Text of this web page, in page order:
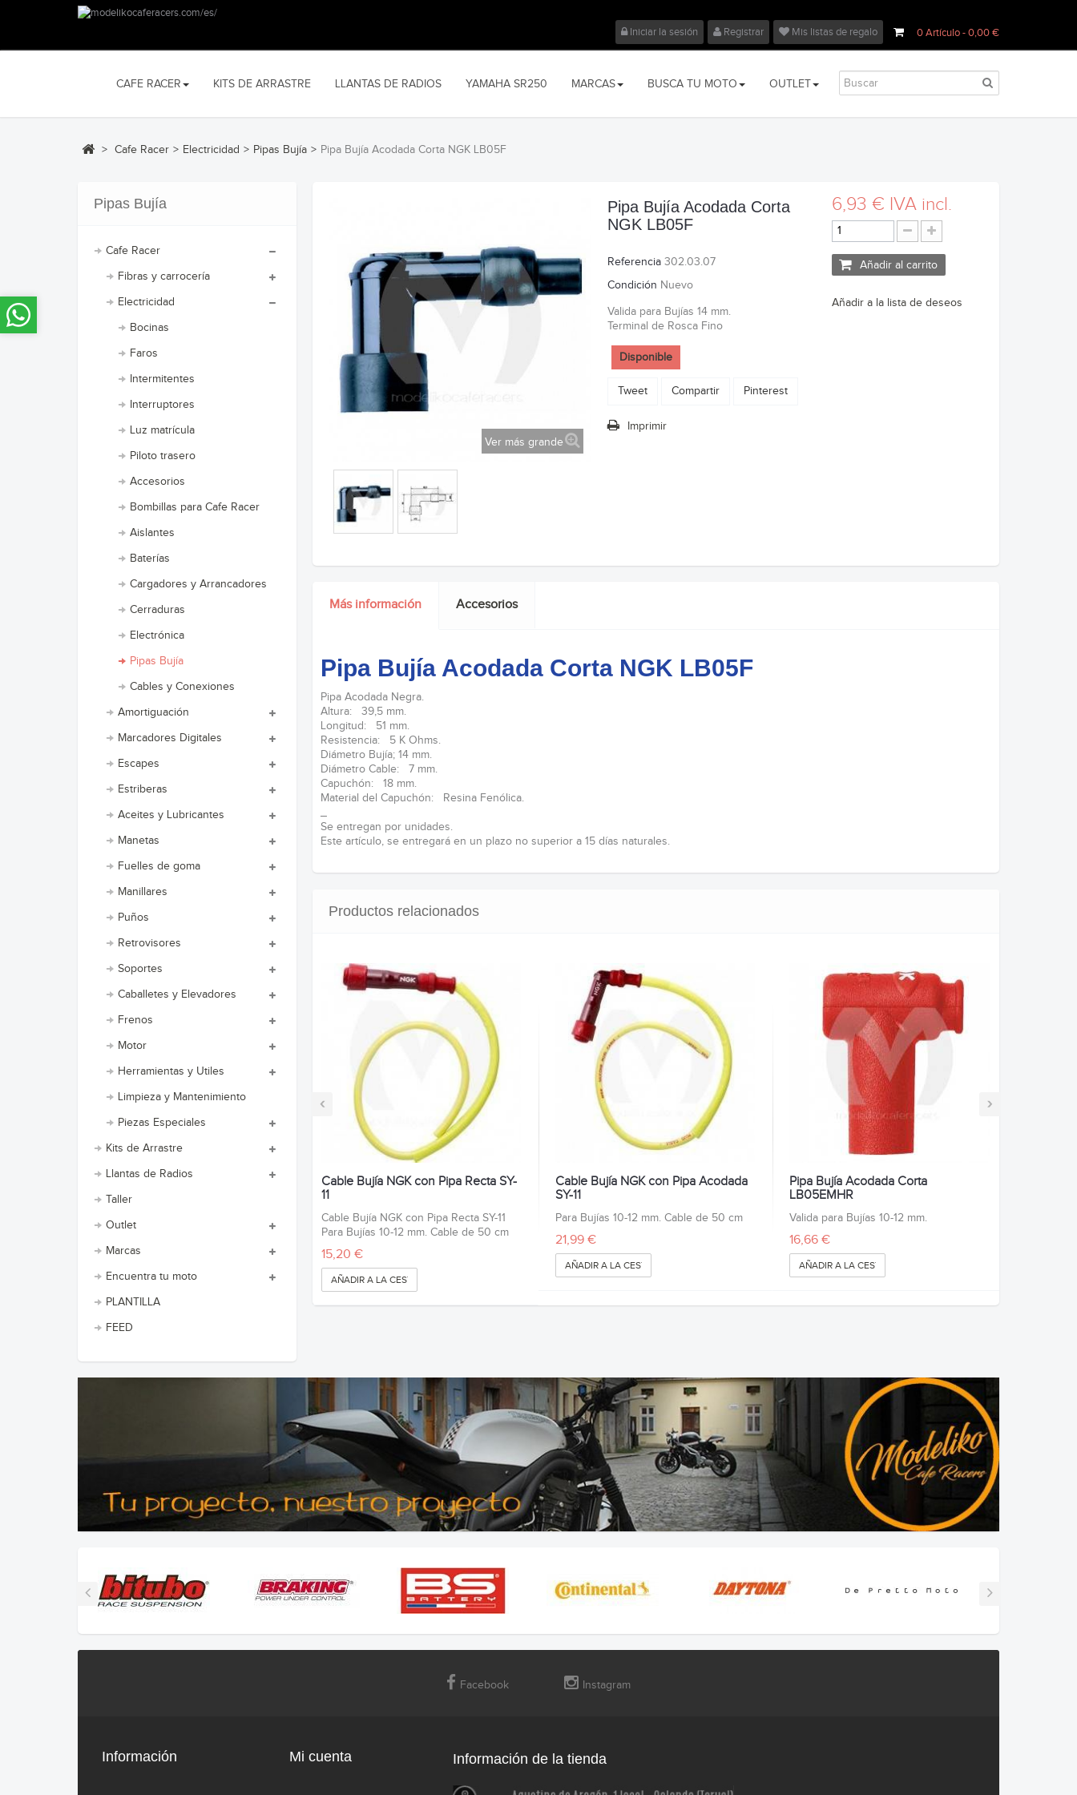
0Artículo- 0,00 €
Iniciar la sesión Registrar Mis listas de regalo
CAFE RACER KITS DE ARRASTRE LLANTAS DE RADIOS YAMAHA SR250 MARCAS BUSCA TU MOTO OUTLET
> Cafe Racer > Electricidad > Pipas Bujía > Pipa Bujía Acodada Corta NGK LB05F
Pipas Bujía
Cafe Racer
Fibras y carrocería
Electricidad
Bocinas
Faros
Intermitentes
Interruptores
Luz matrícula
Piloto trasero
Accesorios
Bombillas para Cafe Racer
Aislantes
Baterías
Cargadores y Arrancadores
Cerraduras
Electrónica
Pipas Bujía
Cables y Conexiones
Amortiguación
Marcadores Digitales
Escapes
Estriberas
Aceites y Lubricantes
Manetas
Fuelles de goma
Manillares
Puños
Retrovisores
Soportes
Caballetes y Elevadores
Frenos
Motor
Herramientas y Utiles
Limpieza y Mantenimiento
Piezas Especiales
Kits de Arrastre
Llantas de Radios
Taller
Outlet
Marcas
Encuentra tu moto
PLANTILLA
FEED
Ver más grande
Pipa Bujía Acodada Corta
NGK LB05F
Referencia 302.03.07
Condición Nuevo
Valida para Bujías 14 mm.
Terminal de Rosca Fino
Disponible
Tweet Compartir Pinterest
Imprimir
6,93 € IVA incl.
Añadir al carrito
Añadir a la lista de deseos
Más información Accesorios
Pipa Bujía Acodada Corta NGK LB05F
Pipa Acodada Negra.
Altura: 39,5 mm.
Longitud: 51 mm.
Resistencia: 5 K Ohms.
Diámetro Bujía; 14 mm.
Diámetro Cable: 7 mm.
Capuchón: 18 mm.
Material del Capuchón: Resina Fenólica.
Se entregan por unidades.
Este artículo, se entregará en un plazo no superior a 15 días naturales.
Productos relacionados
‹ ›
Cable Bujía NGK con Pipa Recta SY-
11
Cable Bujía NGK con Pipa Recta SY-11
Para Bujías 10-12 mm. Cable de 50 cm
15,20 €
AÑADIR A LA CESTA
Cable Bujía NGK con Pipa Acodada
SY-11
Para Bujías 10-12 mm. Cable de 50 cm
21,99 €
AÑADIR A LA CESTA
Pipa Bujía Acodada Corta
LB05EMHR
Valida para Bujías 10-12 mm.
16,66 €
AÑADIR A LA CESTA
Facebook Instagram
Información Mi cuenta Información de la tienda